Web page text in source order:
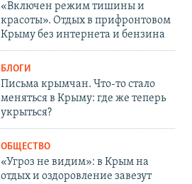
«Включен режим тишины и
красоты». Отдых в прифронтовом
Крыму без интернета и бензина
БЛОГИ
Письма крымчан. Что-то стало
меняться в Крыму: где же теперь
укрыться?
ОБЩЕСТВО
«Угроз не видим»: в Крым на
отдых и оздоровление завезут